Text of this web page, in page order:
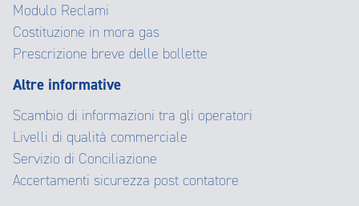
Modulo Reclami
Costituzione in mora gas
Prescrizione breve delle bollette
Altre informative
Scambio di informazioni tra gli operatori
Livelli di qualità commerciale
Servizio di Conciliazione
Accertamenti sicurezza post contatore